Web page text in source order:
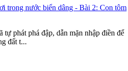
trong nước biển dâng - Bài 2: Con tôm
tự phát phá đập, dẫn mặn nhập điền để
đất t...